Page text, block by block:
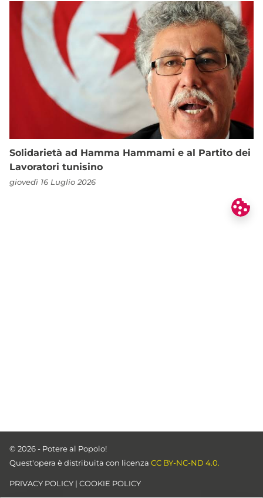
Solidarietà ad Hamma Hammami e al Partito dei
Lavoratori tunisino
giovedì 16 Luglio 2026
© 2026 - Potere al Popolo!
Quest'opera è distribuita con licenza CC BY-NC-ND 4.0.
PRIVACY POLICY | COOKIE POLICY